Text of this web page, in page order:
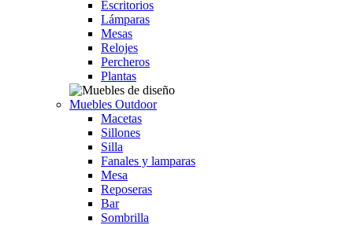
Escritorios
Lámparas
Mesas
Relojes
Percheros
Plantas
Muebles Outdoor
Macetas
Sillones
Silla
Fanales y lamparas
Mesa
Reposeras
Bar
Sombrilla